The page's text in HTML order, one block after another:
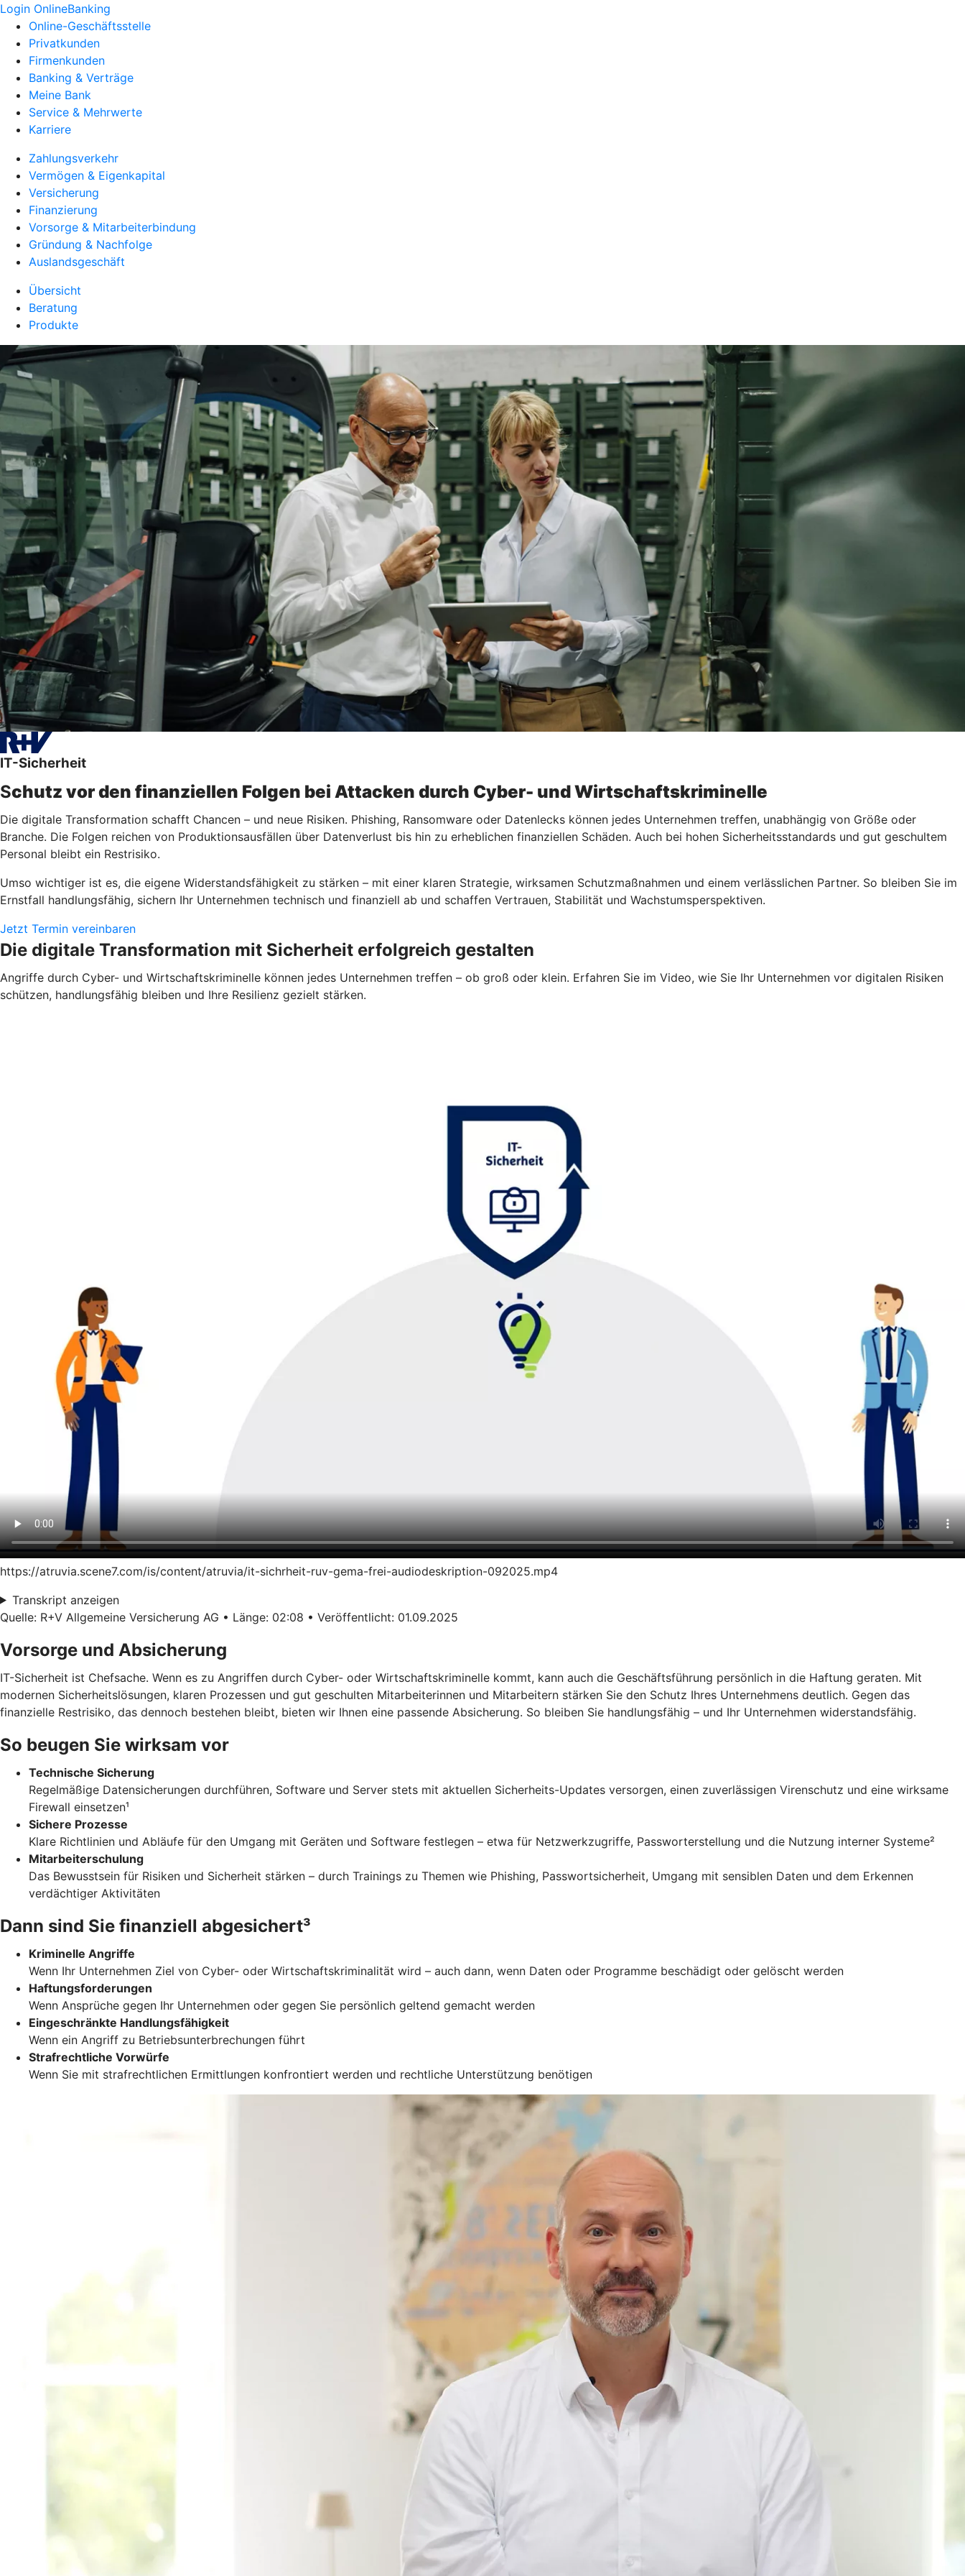
Login OnlineBanking
Online-Geschäftsstelle
Privatkunden
Firmenkunden
Banking & Verträge
Meine Bank
Service & Mehrwerte
Karriere
Zahlungsverkehr
Vermögen & Eigenkapital
Versicherung
Finanzierung
Vorsorge & Mitarbeiterbindung
Gründung & Nachfolge
Auslandsgeschäft
Übersicht
Beratung
Produkte
IT-Sicherheit
Schutz vor den finanziellen Folgen bei Attacken durch Cyber- und Wirtschaftskriminelle
Die digitale Transformation schafft Chancen – und neue Risiken. Phishing, Ransomware oder Datenlecks können jedes Unternehmen treffen, unabhängig von Größe oder
Branche. Die Folgen reichen von Produktionsausfällen über Datenverlust bis hin zu erheblichen finanziellen Schäden. Auch bei hohen Sicherheitsstandards und gut geschultem
Personal bleibt ein Restrisiko.
Umso wichtiger ist es, die eigene Widerstandsfähigkeit zu stärken – mit einer klaren Strategie, wirksamen Schutzmaßnahmen und einem verlässlichen Partner. So bleiben Sie im
Ernstfall handlungsfähig, sichern Ihr Unternehmen technisch und finanziell ab und schaffen Vertrauen, Stabilität und Wachstumsperspektiven.
Jetzt Termin vereinbaren
Die digitale Transformation mit Sicherheit erfolgreich gestalten
Angriffe durch Cyber- und Wirtschaftskriminelle können jedes Unternehmen treffen – ob groß oder klein. Erfahren Sie im Video, wie Sie Ihr Unternehmen vor digitalen Risiken
schützen, handlungsfähig bleiben und Ihre Resilienz gezielt stärken.
https://atruvia.scene7.com/is/content/atruvia/it-sichrheit-ruv-gema-frei-audiodeskription-092025.mp4
Transkript anzeigen
Quelle: R+V Allgemeine Versicherung AG • Länge: 02:08 • Veröffentlicht: 01.09.2025
Vorsorge und Absicherung
IT-Sicherheit ist Chefsache. Wenn es zu Angriffen durch Cyber- oder Wirtschaftskriminelle kommt, kann auch die Geschäftsführung persönlich in die Haftung geraten. Mit
modernen Sicherheitslösungen, klaren Prozessen und gut geschulten Mitarbeiterinnen und Mitarbeitern stärken Sie den Schutz Ihres Unternehmens deutlich. Gegen das
finanzielle Restrisiko, das dennoch bestehen bleibt, bieten wir Ihnen eine passende Absicherung. So bleiben Sie handlungsfähig – und Ihr Unternehmen widerstandsfähig.
So beugen Sie wirksam vor
Technische Sicherung
Regelmäßige Datensicherungen durchführen, Software und Server stets mit aktuellen Sicherheits-Updates versorgen, einen zuverlässigen Virenschutz und eine wirksame
Firewall einsetzen¹
Sichere Prozesse
Klare Richtlinien und Abläufe für den Umgang mit Geräten und Software festlegen – etwa für Netzwerkzugriffe, Passworterstellung und die Nutzung interner Systeme²
Mitarbeiterschulung
Das Bewusstsein für Risiken und Sicherheit stärken – durch Trainings zu Themen wie Phishing, Passwortsicherheit, Umgang mit sensiblen Daten und dem Erkennen
verdächtiger Aktivitäten
Dann sind Sie finanziell abgesichert³
Kriminelle Angriffe
Wenn Ihr Unternehmen Ziel von Cyber- oder Wirtschaftskriminalität wird – auch dann, wenn Daten oder Programme beschädigt oder gelöscht werden
Haftungsforderungen
Wenn Ansprüche gegen Ihr Unternehmen oder gegen Sie persönlich geltend gemacht werden
Eingeschränkte Handlungsfähigkeit
Wenn ein Angriff zu Betriebsunterbrechungen führt
Strafrechtliche Vorwürfe
Wenn Sie mit strafrechtlichen Ermittlungen konfrontiert werden und rechtliche Unterstützung benötigen